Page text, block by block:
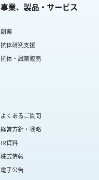
事業、製品・サービス
創薬
抗体研究支援
抗体・試薬販売
よくあるご質問
経営方針・戦略
IR資料
株式情報
電子公告